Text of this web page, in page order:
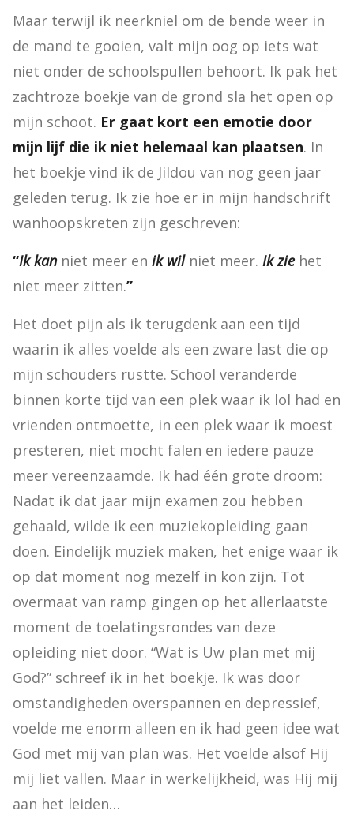
Maar terwijl ik neerkniel om de bende weer in
de mand te gooien, valt mijn oog op iets wat
niet onder de schoolspullen behoort. Ik pak het
zachtroze boekje van de grond sla het open op
mijn schoot. Er gaat kort een emotie door
mijn lijf die ik niet helemaal kan plaatsen. In
het boekje vind ik de Jildou van nog geen jaar
geleden terug. Ik zie hoe er in mijn handschrift
wanhoopskreten zijn geschreven:
“Ik kan niet meer en ik wil niet meer. Ik zie het
niet meer zitten.”
Het doet pijn als ik terugdenk aan een tijd
waarin ik alles voelde als een zware last die op
mijn schouders rustte. School veranderde
binnen korte tijd van een plek waar ik lol had en
vrienden ontmoette, in een plek waar ik moest
presteren, niet mocht falen en iedere pauze
meer vereenzaamde. Ik had één grote droom:
Nadat ik dat jaar mijn examen zou hebben
gehaald, wilde ik een muziekopleiding gaan
doen. Eindelijk muziek maken, het enige waar ik
op dat moment nog mezelf in kon zijn. Tot
overmaat van ramp gingen op het allerlaatste
moment de toelatingsrondes van deze
opleiding niet door. “Wat is Uw plan met mij
God?” schreef ik in het boekje. Ik was door
omstandigheden overspannen en depressief,
voelde me enorm alleen en ik had geen idee wat
God met mij van plan was. Het voelde alsof Hij
mij liet vallen. Maar in werkelijkheid, was Hij mij
aan het leiden…